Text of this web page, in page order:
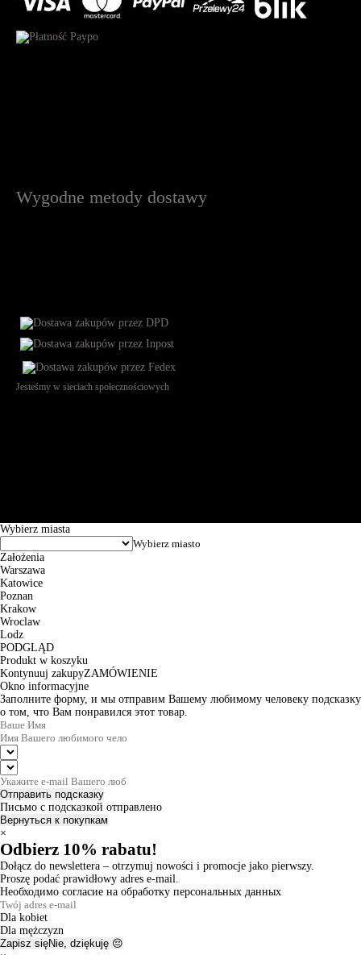
Wygodne metody dostawy
Jesteśmy w sieciach społecznościowych
Wybierz miasta
Założenia
Warszawa
Katowice
Poznan
Krakow
Wroclaw
Lodz
PODGLĄD
Produkt w koszyku
Kontynuuj zakupyZAMÓWIENIE
Okno informacyjne
Заполните форму, и мы отправим Вашему любимому человеку подсказку
о том, что Вам понравился этот товар.
Отправить подсказку
Письмо с подсказкой отправлено
Вернуться к покупкам
×
Odbierz 10% rabatu!
Dołącz do newslettera – otrzymuj nowości i promocje jako pierwszy.
Proszę podać prawidłowy adres e-mail.
Необходимо согласие на обработку персональных данных
Dla kobiet
Dla mężczyzn
Zapisz sięNie, dziękuję 😔